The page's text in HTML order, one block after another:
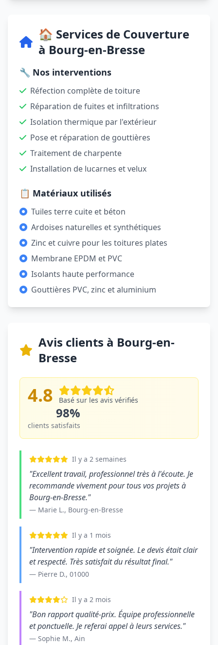
🏠 Services de Couverture
à Bourg-en-Bresse
🔧 Nos interventions
Réfection complète de toiture
Réparation de fuites et infiltrations
Isolation thermique par l'extérieur
Pose et réparation de gouttières
Traitement de charpente
Installation de lucarnes et velux
📋 Matériaux utilisés
Tuiles terre cuite et béton
Ardoises naturelles et synthétiques
Zinc et cuivre pour les toitures plates
Membrane EPDM et PVC
Isolants haute performance
Gouttières PVC, zinc et aluminium
Avis clients à Bourg-en-
Bresse
4.8 Basé sur les avis vérifiés
98%
clients satisfaits
Il y a 2 semaines
"Excellent travail, professionnel très à l'écoute. Je
recommande vivement pour tous vos projets à
Bourg-en-Bresse."
— Marie L., Bourg-en-Bresse
Il y a 1 mois
"Intervention rapide et soignée. Le devis était clair
et respecté. Très satisfait du résultat final."
— Pierre D., 01000
Il y a 2 mois
"Bon rapport qualité-prix. Équipe professionnelle
et ponctuelle. Je referai appel à leurs services."
— Sophie M., Ain